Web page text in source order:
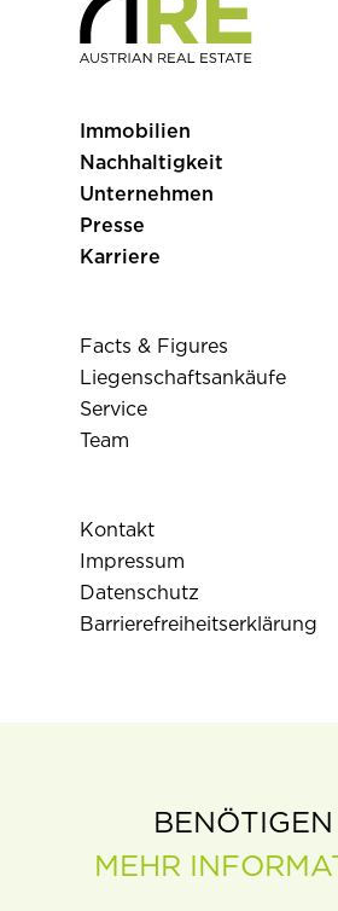
Immobilien
Nachhaltigkeit
Unternehmen
Presse
Karriere
Facts & Figures
Liegenschaftsankäufe
Service
Team
Kontakt
Impressum
Datenschutz
Barrierefreiheitserklärung
BENÖTIGEN
MEHR